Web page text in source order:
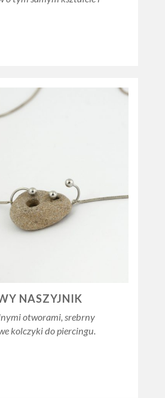
NASZYJNIK
otworami, srebrny
kolczyki do piercingu.